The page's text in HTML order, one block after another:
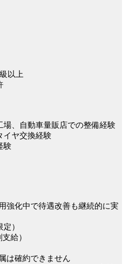
以上
場、自動車量販店での整備経験
イヤ交換経験
験
強化中で待遇改善も継続的に実
）
給）
は確約できません